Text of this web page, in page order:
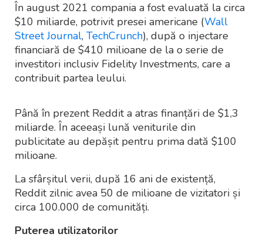
În august 2021 compania a fost evaluată la circa
$10 miliarde, potrivit presei americane (Wall
Street Journal, TechCrunch), după o injectare
financiară de $410 milioane de la o serie de
investitori inclusiv Fidelity Investments, care a
contribuit partea leului.
Până în prezent Reddit a atras finanțări de $1,3
miliarde. În aceeași lună veniturile din
publicitate au depășit pentru prima dată $100
milioane.
La sfârșitul verii, după 16 ani de existență,
Reddit zilnic avea 50 de milioane de vizitatori și
circa 100.000 de comunități.
Puterea utilizatorilor